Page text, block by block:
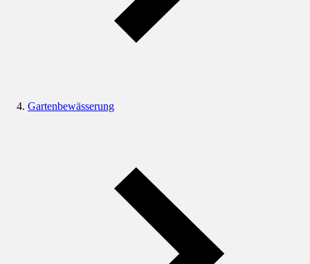
Gartenbewässerung